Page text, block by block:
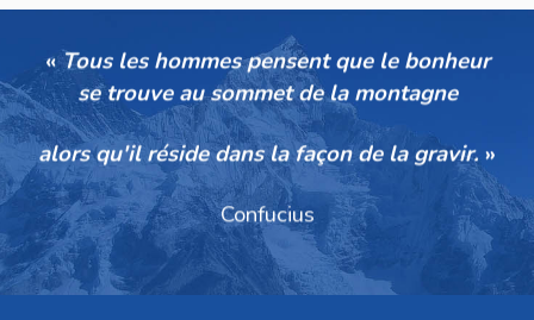
«Tous les hommes pensent que le bonheur
se trouve au sommet de la montagne
alors qu'il réside dans la façon de la gravir. »
Confucius